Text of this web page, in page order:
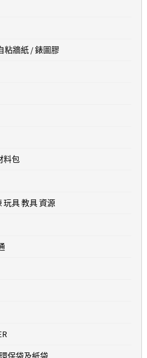
粘牆紙 / 錶圖膠
料包
玩具 教具 資源
保袋及紙袋